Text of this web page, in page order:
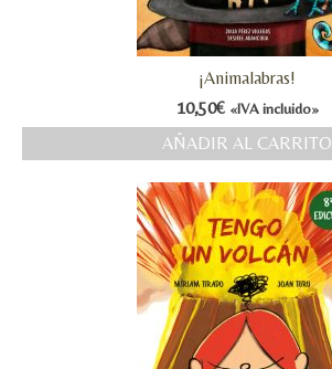
¡Animalabras!
10,50€ «IVA incluido»
AÑADIR AL CARRITO